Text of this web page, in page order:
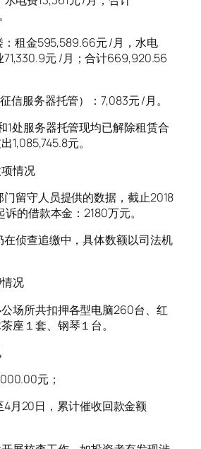
：租金595,589.66元 /月，水电
元 /月；合计669,920.56
信服务器托管）：7,083元 /月。
1处服务器托管现均已解除租赁合
1,085,745.8元。
情况
门留守人员提供的数据，截止2018
的借款本金：2180万元。
在侦查追缴中，具体数额以司法机
况
场所共扣押各型电脑260台、红
座１套、钢琴１台。
元；
4月20日，累计催收回款金额